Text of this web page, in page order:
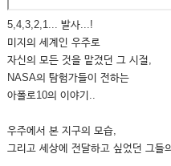
5,4,3,2,1... 발사...!
미지의 세계인 우주로
자신의 모든 것을 맡겼던 그 시절,
NASA의 탐험가들이 전하는
아폴로10의 이야기..
우주에서 본 지구의 모습,
그리고 세상에 전달하고 싶었던 그들